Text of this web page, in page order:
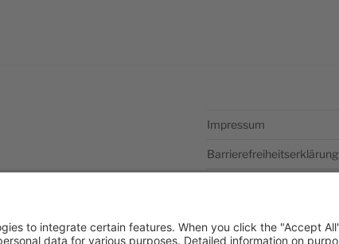
Impressum
Barrierefreiheitserklärung